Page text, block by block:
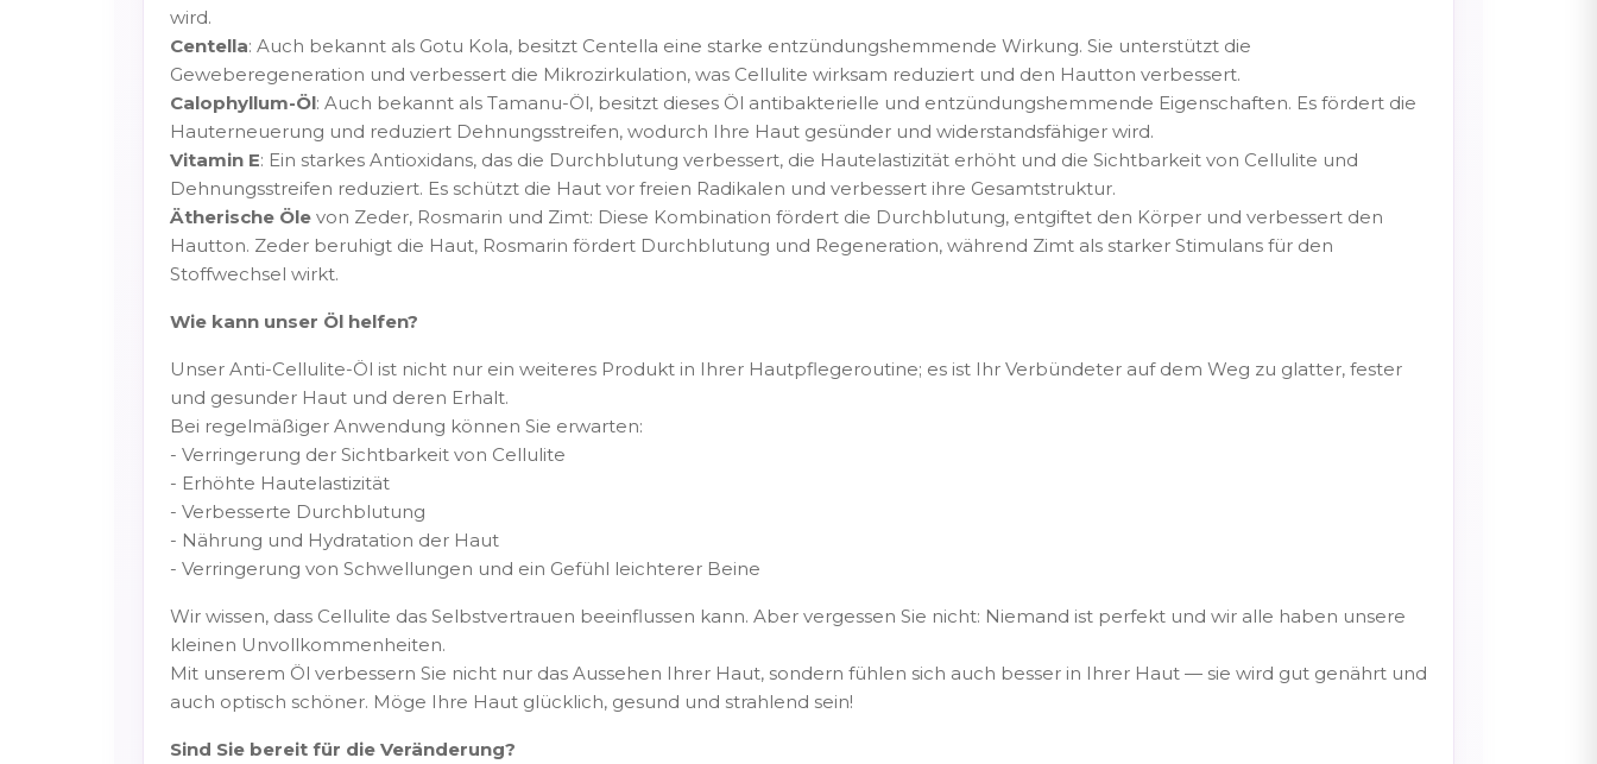
wird.
Centella: Auch bekannt als Gotu Kola, besitzt Centella eine starke entzündungshemmende Wirkung. Sie unterstützt die
Geweberegeneration und verbessert die Mikrozirkulation, was Cellulite wirksam reduziert und den Hautton verbessert.
Calophyllum-Öl: Auch bekannt als Tamanu-Öl, besitzt dieses Öl antibakterielle und entzündungshemmende Eigenschaften. Es fördert die
Hauterneuerung und reduziert Dehnungsstreifen, wodurch Ihre Haut gesünder und widerstandsfähiger wird.
Vitamin E: Ein starkes Antioxidans, das die Durchblutung verbessert, die Hautelastizität erhöht und die Sichtbarkeit von Cellulite und
Dehnungsstreifen reduziert. Es schützt die Haut vor freien Radikalen und verbessert ihre Gesamtstruktur.
Ätherische Öle von Zeder, Rosmarin und Zimt: Diese Kombination fördert die Durchblutung, entgiftet den Körper und verbessert den
Hautton. Zeder beruhigt die Haut, Rosmarin fördert Durchblutung und Regeneration, während Zimt als starker Stimulans für den
Stoffwechsel wirkt.
Wie kann unser Öl helfen?
Unser Anti-Cellulite-Öl ist nicht nur ein weiteres Produkt in Ihrer Hautpflegeroutine; es ist Ihr Verbündeter auf dem Weg zu glatter, fester
und gesunder Haut und deren Erhalt.
Bei regelmäßiger Anwendung können Sie erwarten:
- Verringerung der Sichtbarkeit von Cellulite
- Erhöhte Hautelastizität
- Verbesserte Durchblutung
- Nährung und Hydratation der Haut
- Verringerung von Schwellungen und ein Gefühl leichterer Beine
Wir wissen, dass Cellulite das Selbstvertrauen beeinflussen kann. Aber vergessen Sie nicht: Niemand ist perfekt und wir alle haben unsere
kleinen Unvollkommenheiten.
Mit unserem Öl verbessern Sie nicht nur das Aussehen Ihrer Haut, sondern fühlen sich auch besser in Ihrer Haut — sie wird gut genährt und
auch optisch schöner. Möge Ihre Haut glücklich, gesund und strahlend sein!
Sind Sie bereit für die Veränderung?